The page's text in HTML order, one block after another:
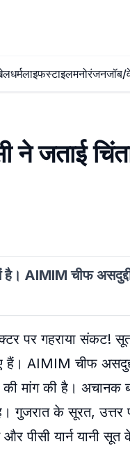
धर्मलाइफस्टाइलमनोरंजनजॉब/
ने जताई
है। AIMIM चीफ
पर गहराया संकट!
हैं। AIMIM चीफ
की मांग की है। अचानक
गुजरात के सूरत, उत्तर
पीसी यार्न यानी